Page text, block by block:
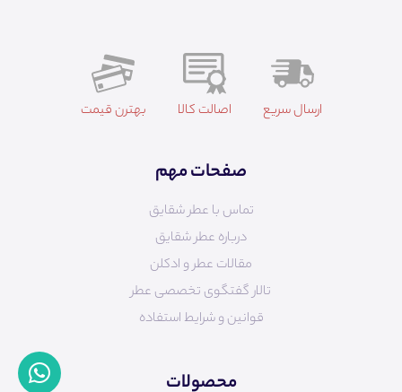
ارسال سریع اصالت کالا بهترن قیمت
صفحات مهم
تماس با عطر شقایق
درباره عطر شقایق
مقالات عطر و ادکلن
تالار گفتگوی تخصصی عطر
قوانین و شرایط استفاده
محصولات